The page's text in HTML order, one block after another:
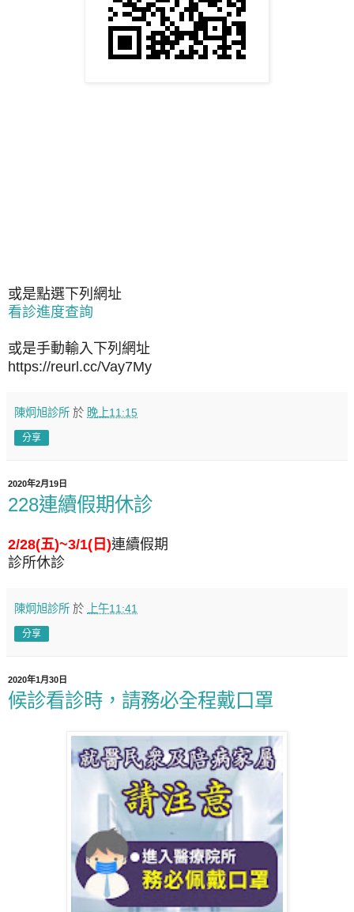
或是點選下列網址
看診進度查詢
或是手動輸入下列網址
https://reurl.cc/Vay7My
陳炯旭診所 於 晚上11:15
分享
2020年2月19日
228連續假期休診
2/28(五)~3/1(日)連續假期
診所休診
陳炯旭診所 於 上午11:41
分享
2020年1月30日
候診看診時，請務必全程戴口罩